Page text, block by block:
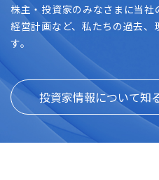
株主・投資家のみなさまに当
経営計画など、私たちの過去
す。
投資家情報について知